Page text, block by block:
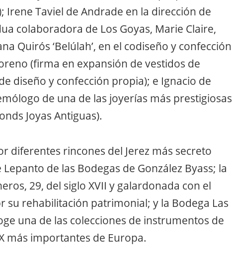
Irene Taviel de Andrade en la dirección de
colaboradora de Los Goyas, Marie Claire,
Quirós ‘Belúlah’, en el codiseño y confección
(firma en expansión de vestidos de
diseño y confección propia); e Ignacio de
de una de las joyerías más prestigiosas
Joyas Antiguas).
diferentes rincones del Jerez más secreto
de las Bodegas de González Byass; la
29, del siglo XVII y galardonada con el
su rehabilitación patrimonial; y la Bodega Las
una de las colecciones de instrumentos de
más importantes de Europa.